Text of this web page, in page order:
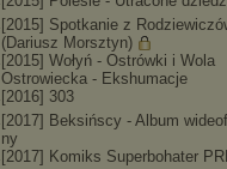
[2015] Spotkanie z Rodziewiczó
(Dariusz Morsztyn)
[2015] Wołyń - Ostrówki i Wola
Ostrowiecka - Ekshumacje
[2016] 303
[2017] Beksińscy - Album
ny
[2017] Komiks Superbohater